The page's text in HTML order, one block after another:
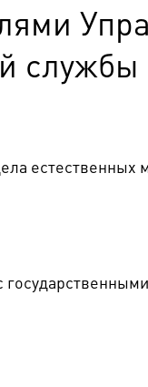
службы